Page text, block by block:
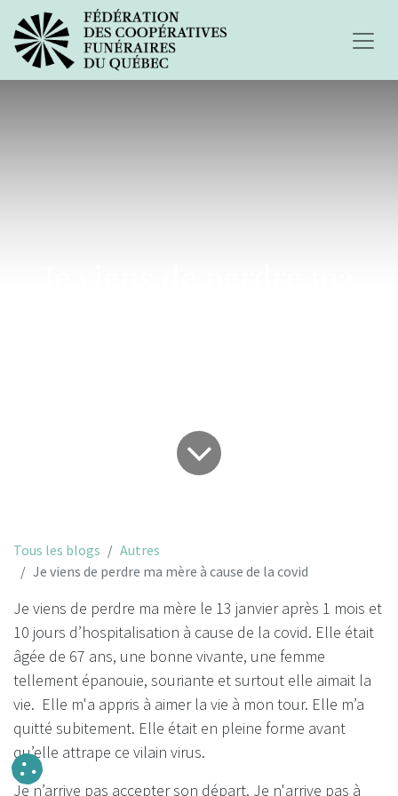
Tous les blogs
Autres
Je viens de perdre ma mère à cause de la covid
Je viens de perdre ma mère le 13 janvier après 1 mois et
10 jours d’hospitalisation à cause de la covid. Elle était
âgée de 67 ans, une bonne vivante, une femme
tellement épanouie, souriante et surtout elle aimait la
vie. Elle m'a appris à aimer la vie à mon tour. Elle m’a
quitté subitement. Elle était en pleine forme avant
qu’elle attrape ce vilain virus.
Je n’arrive pas accepter son départ. Je n'arrive pas à